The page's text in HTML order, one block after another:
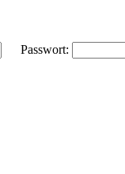
Passwort: